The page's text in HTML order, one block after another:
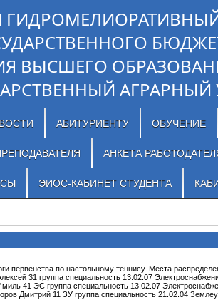
ВЫСШЕГО
АГРАРНЫЙ
АБИТУРИЕНТУ ОБУЧЕНИЕ
АНКЕТА
ЭИОС-КАБИНЕТ СТУДЕНТА
первенства по настольному теннису. Места
31 группа специальность 13.02.07
41 ЭС группа специальность 13.02.07
Дмитрий 11 ЗУ группа специальность 21.02.04